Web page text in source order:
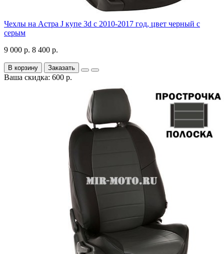
Чехлы на Астра J купе 3d с 2010-2017 год, цвет черный с
серым
9 000 р. 8 400 р.
В корзину Заказать
Ваша скидка: 600 р.